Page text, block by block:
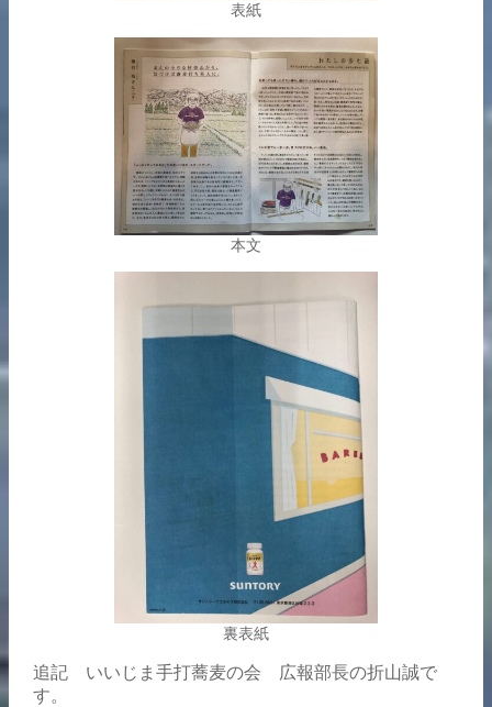
表紙
本文
裏表紙
追記 いいじま手打蕎麦の会 広報部長の折山誠で
す。